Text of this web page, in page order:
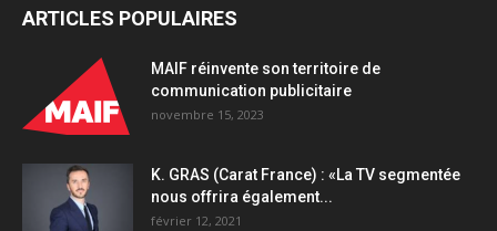
ARTICLES POPULAIRES
MAIF réinvente son territoire de
communication publicitaire
novembre 15, 2023
K. GRAS (Carat France) : «La TV segmentée
nous offrira également...
février 12, 2021